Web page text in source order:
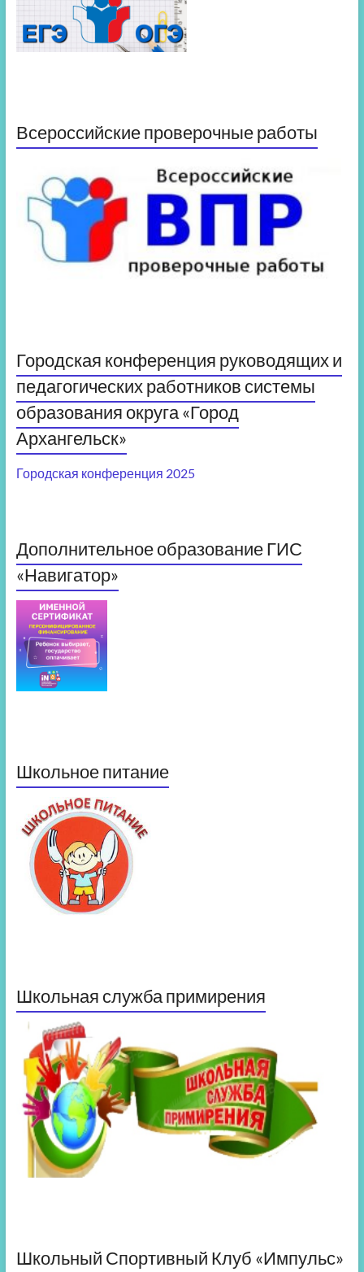
Всероссийские проверочные работы
Городская конференция руководящих и
педагогических работников системы
образования округа «Город
Архангельск»
Городская конференция 2025
Дополнительное образование ГИС
«Навигатор»
Школьное питание
Школьная служба примирения
Школьный Спортивный Клуб «Импульс»